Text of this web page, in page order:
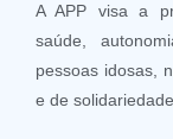
A APP visa a
saúde,
pessoas idosas,
e de